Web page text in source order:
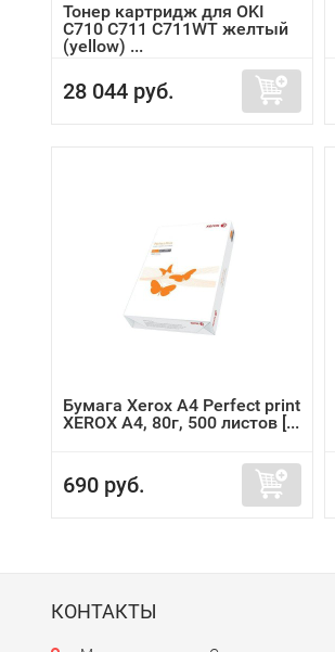
Тонер картридж для OKI
C710 C711 C711WT желтый
(yellow) ...
28 044 руб.
Бумага Xerox A4 Perfect print
XEROX A4, 80г, 500 листов [...
690 руб.
КОНТАКТЫ